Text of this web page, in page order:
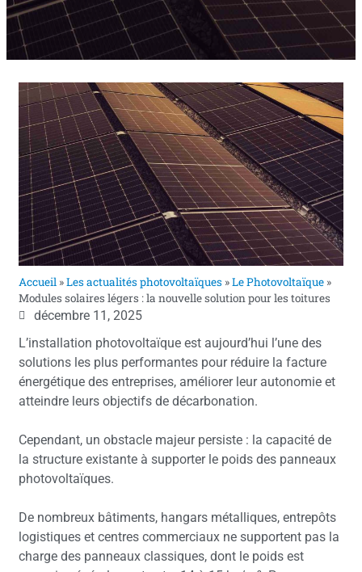
Accueil »Les actualités photovoltaïques »Le Photovoltaïque »
Modules solaires légers : la nouvelle solution pour les toitures
décembre 11, 2025
L’installation photovoltaïque est aujourd’hui l’une des
solutions les plus performantes pour réduire la facture
énergétique des entreprises, améliorer leur autonomie et
atteindre leurs objectifs de décarbonation.
Cependant, un obstacle majeur persiste : la capacité de
la structure existante à supporter le poids des panneaux
photovoltaïques.
De nombreux bâtiments, hangars métalliques, entrepôts
logistiques et centres commerciaux ne supportent pas la
charge des panneaux classiques, dont le poids est